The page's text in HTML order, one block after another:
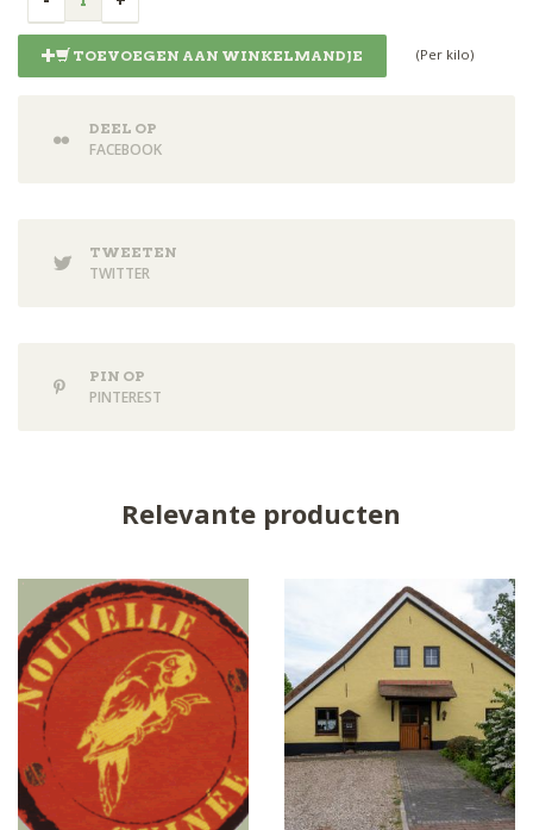
TOEVOEGEN AAN WINKELMANDJE (Per kilo)
DEEL OP
FACEBOOK
TWEETEN
TWITTER
PIN OP
PINTEREST
Relevante producten